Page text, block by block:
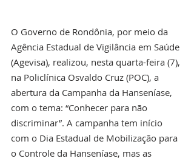
O Governo de Rondônia, por meio da
Agência Estadual de Vigilância em Saúde
(Agevisa), realizou, nesta quarta-feira (7),
na Policlínica Osvaldo Cruz (POC), a
abertura da Campanha da Hanseníase,
com o tema: “Conhecer para não
discriminar”. A campanha tem início
com o Dia Estadual de Mobilização para
o Controle da Hanseníase, mas as